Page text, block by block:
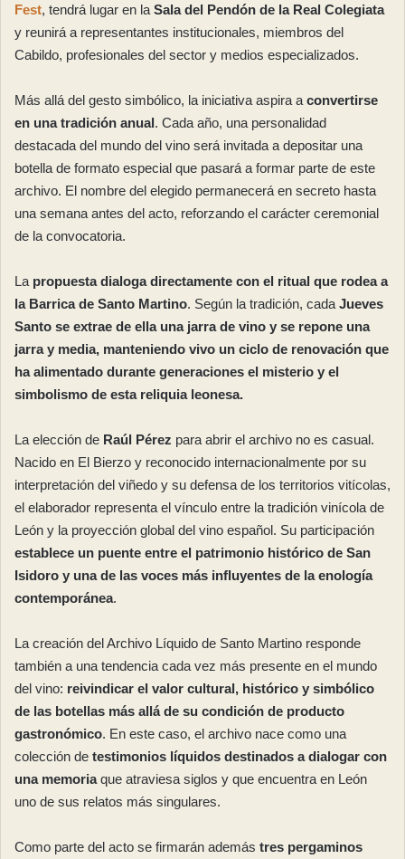
Fest, tendrá lugar en la Sala del Pendón de la Real Colegiata
y reunirá a representantes institucionales, miembros del
Cabildo, profesionales del sector y medios especializados.
Más allá del gesto simbólico, la iniciativa aspira a convertirse
en una tradición anual. Cada año, una personalidad
destacada del mundo del vino será invitada a depositar una
botella de formato especial que pasará a formar parte de este
archivo. El nombre del elegido permanecerá en secreto hasta
una semana antes del acto, reforzando el carácter ceremonial
de la convocatoria.
La propuesta dialoga directamente con el ritual que rodea a
la Barrica de Santo Martino. Según la tradición, cada Jueves
Santo se extrae de ella una jarra de vino y se repone una
jarra y media, manteniendo vivo un ciclo de renovación que
ha alimentado durante generaciones el misterio y el
simbolismo de esta reliquia leonesa.
La elección de Raúl Pérez para abrir el archivo no es casual.
Nacido en El Bierzo y reconocido internacionalmente por su
interpretación del viñedo y su defensa de los territorios vitícolas,
el elaborador representa el vínculo entre la tradición vinícola de
León y la proyección global del vino español. Su participación
establece un puente entre el patrimonio histórico de San
Isidoro y una de las voces más influyentes de la enología
contemporánea.
La creación del Archivo Líquido de Santo Martino responde
también a una tendencia cada vez más presente en el mundo
del vino: reivindicar el valor cultural, histórico y simbólico
de las botellas más allá de su condición de producto
gastronómico. En este caso, el archivo nace como una
colección de testimonios líquidos destinados a dialogar con
una memoriaque atraviesa siglos y que encuentra en León
uno de sus relatos más singulares.
Como parte del acto se firmarán además tres pergaminos